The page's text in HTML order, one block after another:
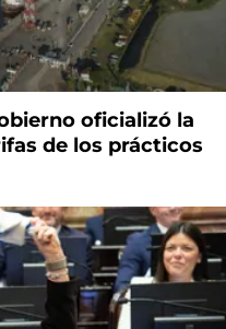
oficializó la
de los prácticos